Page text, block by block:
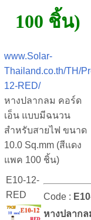
100 ชิ้น)
www.Solar-
Thailand.co.th/TH/
12-RED/
หางปลากลม คอร์ด
เอ็น แบบมีฉนวน
สำหรับสายไฟ ขนาด
10.0 Sq.mm (สีแดง
แพค 100 ชิ้น)
E10-12-
RED
Code :
หางปลาก